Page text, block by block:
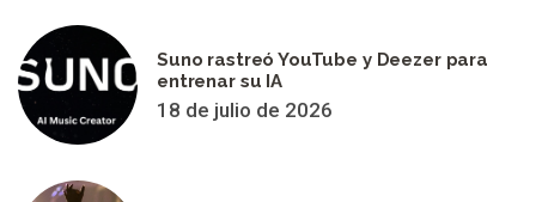
Suno rastreó YouTube y Deezer para
entrenar su IA
18 de julio de 2026